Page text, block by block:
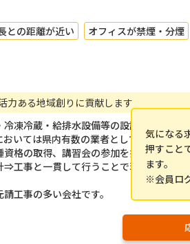
との距離が近い オフィスが禁煙・分煙
力ある地域創りに貢献します
凍冷蔵・給排水設備等の設計、施工、保
いては県内有数の業者として高い評価も
格の取得、講習会の参加を推奨し、人材
事と一貫して行うことで現在400社を超
工事の多い会社です。
気になる
押すこと
ます。
※会員ロ